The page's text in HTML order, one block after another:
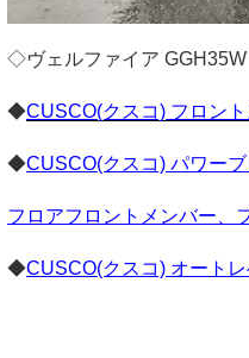
◇ヴェルファイア GGH35W
◆CUSCO(クスコ) フロン
◆CUSCO(クスコ) パワーブ
フロアフロントメンバー、
◆CUSCO(クスコ) オート